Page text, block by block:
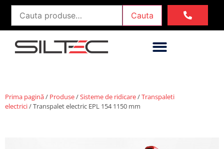
Cauta
Prima pagină/ Produse/Sisteme de ridicare/Transpaleti
electrici/ Transpalet electric EPL 154 1150 mm